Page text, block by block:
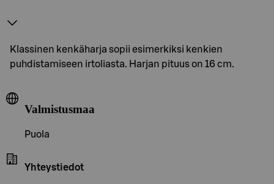
Klassinen kenkäharja sopii esimerkiksi kenkien
puhdistamiseen irtoliasta. Harjan pituus on 16 cm.
Valmistusmaa
Puola
Yhteystiedot